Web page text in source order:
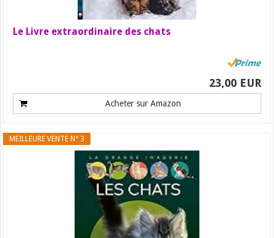
Le Livre extraordinaire des chats
23,00 EUR
Acheter sur Amazon
MEILLEURE VENTE N° 3